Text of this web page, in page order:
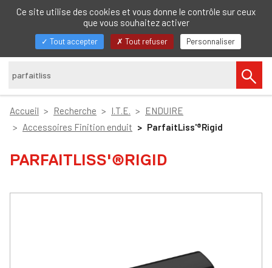
FR
Afficher/masquer
Accueil Recherche I.T.E.
ENDUIRE
Accessoires Finition enduit
ParfaitLiss'®Rigid
PARFAITLISS'®RIGID
Ce site utilise des cookies et vous donne le contrôle sur ceux
que vous souhaitez activer
Tout accepter Tout refuser Personnaliser